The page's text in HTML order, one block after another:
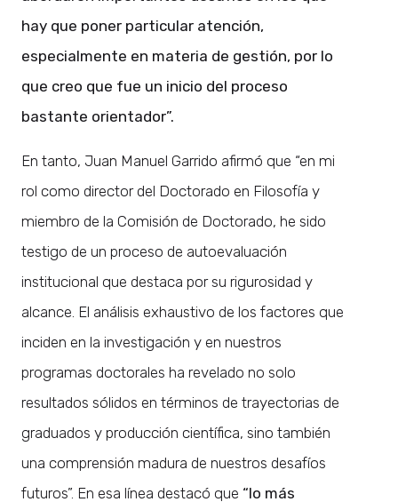
hay que poner particular atención,
especialmente en materia de gestión, por lo
que creo que fue un inicio del proceso
bastante orientador”.
En tanto, Juan Manuel Garrido afirmó que “en mi
rol como director del Doctorado en Filosofía y
miembro de la Comisión de Doctorado, he sido
testigo de un proceso de autoevaluación
institucional que destaca por su rigurosidad y
alcance. El análisis exhaustivo de los factores que
inciden en la investigación y en nuestros
programas doctorales ha revelado no solo
resultados sólidos en términos de trayectorias de
graduados y producción científica, sino también
una comprensión madura de nuestros desafíos
futuros”. En esa línea destacó que “lo más